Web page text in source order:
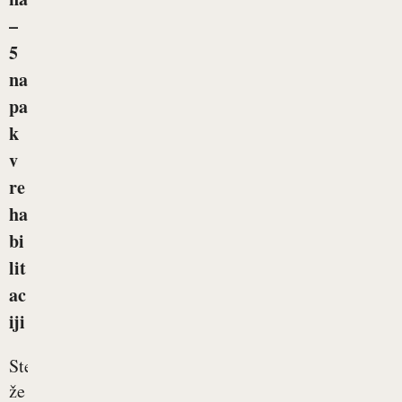
–
5
na
pa
k
v
re
ha
bi
lit
ac
iji
Ste
že